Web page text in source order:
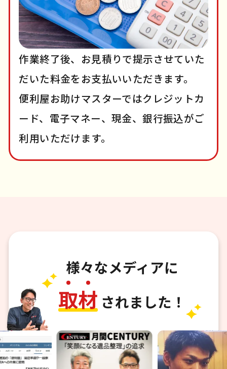
作業終了後、お見積りで提示させていた
だいた料金をお支払いいただきます。
便利屋お助けマスターではクレジットカ
ード、電子マネー、現金、銀行振込がご
利用いただけます。
様々なメディアに
取材 されました！